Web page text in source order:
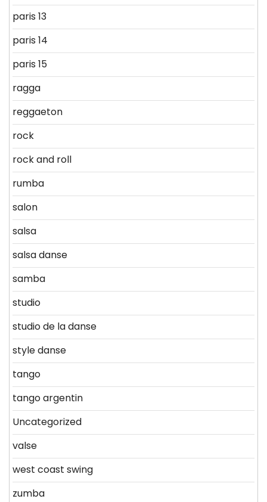
paris 13
paris 14
paris 15
ragga
reggaeton
rock
rock and roll
rumba
salon
salsa
salsa danse
samba
studio
studio de la danse
style danse
tango
tango argentin
Uncategorized
valse
west coast swing
zumba